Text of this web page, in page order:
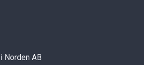
Norden AB